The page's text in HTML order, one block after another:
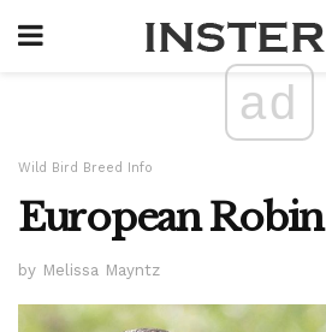
ad
Wild Bird Breed Info
European Robin
by Melissa Mayntz